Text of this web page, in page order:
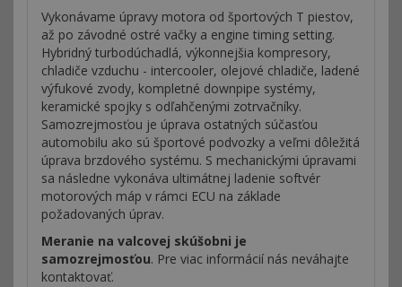
Vykonávame úpravy motora od športových T piestov,
až po závodné ostré vačky a engine timing setting.
Hybridný turbodúchadlá, výkonnejšia kompresory,
chladiče vzduchu - intercooler, olejové chladiče, ladené
výfukové zvody, kompletné downpipe systémy,
keramické spojky s odľahčenými zotrvačníky.
Samozrejmosťou je úprava ostatných súčasťou
automobilu ako sú športové podvozky a veľmi dôležitá
úprava brzdového systému. S mechanickými úpravami
sa následne vykonáva ultimátnej ladenie softvér
motorových máp v rámci ECU na základe
požadovaných úprav.
Meranie na valcovej skúšobni je
samozrejmosťou. Pre viac informácií nás neváhajte
kontaktovať.